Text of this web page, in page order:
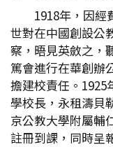
1918年，因經
世對在中國創設公
察，晤見英斂之，
篤會進行在華創辦
擔建校責任。1925
學校長，永租濤貝
京公教大學附屬輔
註冊到課，同時呈